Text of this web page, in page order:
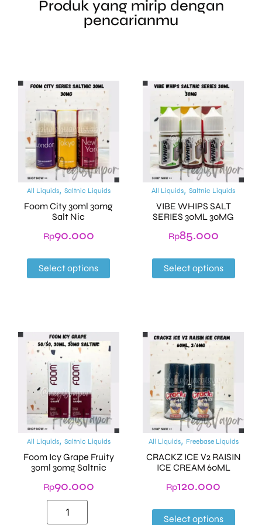
Produk yang mirip dengan
pencarianmu
All Liquids, Saltnic Liquids
Foom City 30ml 30mg
Salt Nic
Rp90.000
Select options
All Liquids,Saltnic Liquids
VIBE WHIPS SALT
SERIES 30ML 30MG
Rp85.000
Select options
All Liquids, Saltnic Liquids
Foom Icy Grape Fruity
30ml 30mg Saltnic
Rp90.000
All Liquids, Freebase Liquids
CRACKZ ICE V2 RAISIN
ICE CREAM 60ML
Rp120.000
Select options